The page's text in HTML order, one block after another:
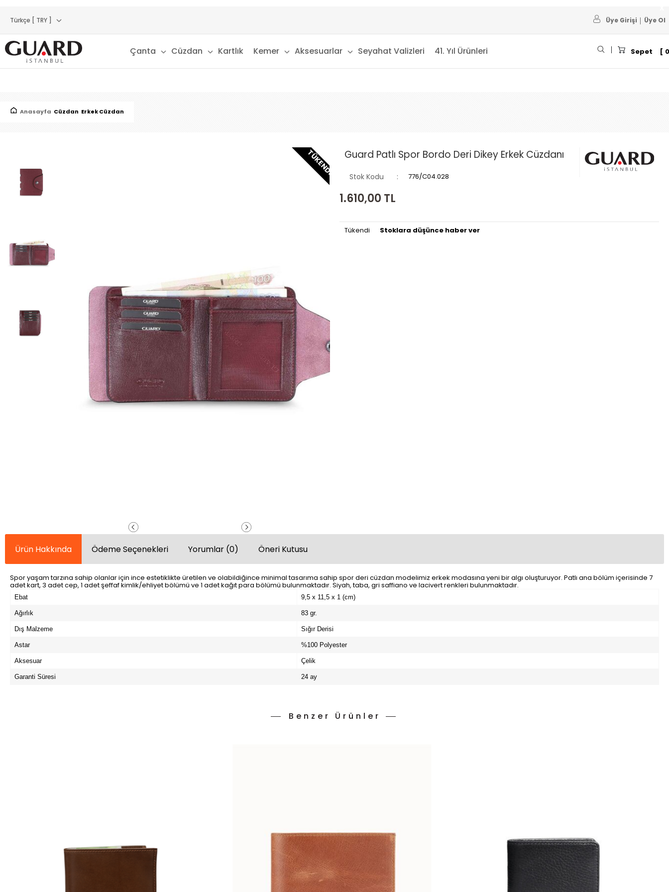
Türkçe [ TRY ] Üye Girişi Üye Ol
Çanta Cüzdan Kartlık Kemer Aksesuarlar Seyahat Valizleri 41. Yıl Ürünleri Sepet 0
Anasayfa Cüzdan Erkek Cüzdan
TÜKENDI Guard Patlı Spor Bordo Deri Dikey Erkek Cüzdanı
Stok Kodu 776/C04.028
1.610,00 TL
Tükendi Stoklara düşünce haber ver
Ürün Hakkında Ödeme Seçenekleri Yorumlar (0) Öneri Kutusu
Spor yaşam tarzına sahip olanlar için ince estetiklikte üretilen ve olabildiğince minimal tasarıma sahip spor deri cüzdan modelimiz erkek modasına yeni bir algı oluşturuyor. Patlı ana bölüm içerisinde 7
adet kart, 3 adet cep, 1 adet şeffaf kimlik/ehliyet bölümü ve 1 adet kağıt para bölümü bulunmaktadır. Siyah, taba, gri saffiano ve lacivert renkleri bulunmaktadır.
Ebat 9,5 x 11,5 x 1 (cm)
Ağırlık 83 gr.
Dış Malzeme Sığır Derisi
Astar %100 Polyester
Aksesuar Çelik
Garanti Süresi 24 ay
Benzer Ürünler